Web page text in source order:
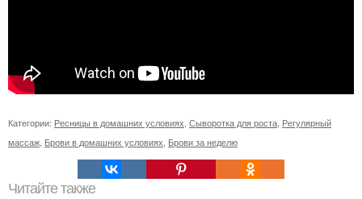
Категории: Ресницы в домашних условиях, Сыворотка для роста, Регулярный
массаж, Брови в домашних условиях, Брови за неделю
Читайте также